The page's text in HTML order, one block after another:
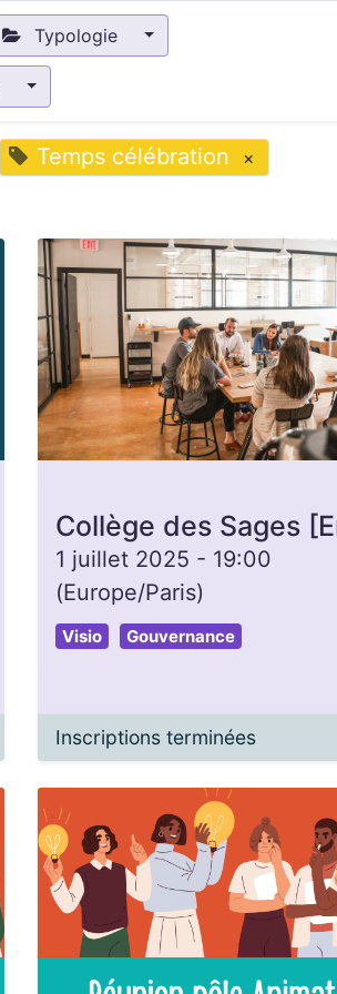
Typologie
Temps célébration ×
1 juillet 2025 - 19:00
(Europe/Paris)
Visio Gouvernance
Inscriptions terminées